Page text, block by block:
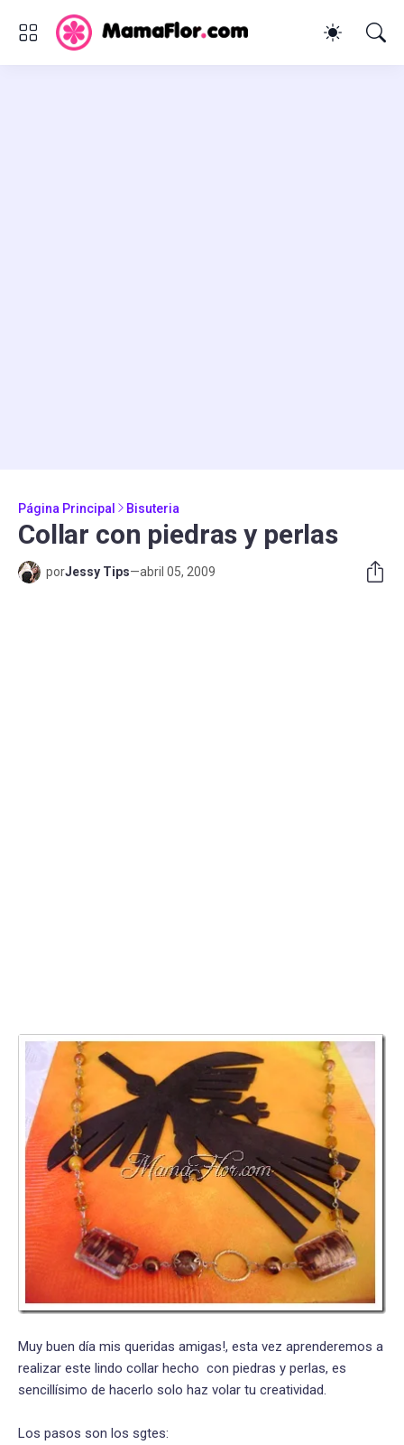
Página Principal Bisuteria
Collar con piedras y perlas
porJessy Tips—abril 05, 2009
Muy buen día mis queridas amigas!, esta vez aprenderemos a
realizar este lindo collar hecho con piedras y perlas, es
sencillísimo de hacerlo solo haz volar tu creatividad.
Los pasos son los sgtes: